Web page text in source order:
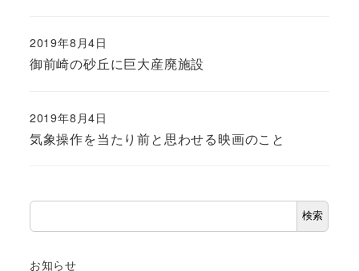
御前崎の砂丘に巨大産廃施設
2019年8月4日
気象操作を当たり前と思わせる映画のこと
2019年8月4日
検
索
検索
お知らせ